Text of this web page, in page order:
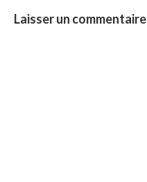
Laisser un commentaire